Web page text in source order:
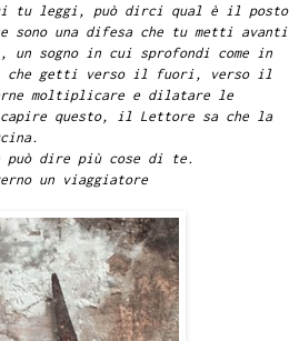
tu leggi, può dirci qual è il posto
una difesa che tu metti avanti
sogno in cui sprofondi come in
che getti verso il fuori, verso il
moltiplicare e dilatare le
questo, il Lettore sa che la
può dire più cose di te.
un viaggiatore